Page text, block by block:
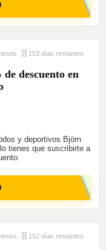
153 días restantes
descuento en
y deportivos Björn
tienes que suscribirte a
152 días restantes